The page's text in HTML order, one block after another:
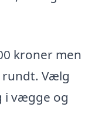
kroner men
Vælg
i vægge og